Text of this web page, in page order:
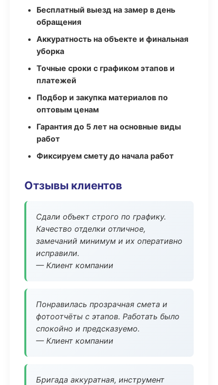
Бесплатный выезд на замер в день
обращения
Аккуратность на объекте и финальная
уборка
Точные сроки с графиком этапов и
платежей
Подбор и закупка материалов по
оптовым ценам
Гарантия до 5 лет на основные виды
работ
Фиксируем смету до начала работ
Отзывы клиентов
Сдали объект строго по графику.
Качество отделки отличное,
замечаний минимум и их оперативно
исправили.
— Клиент компании
Понравилась прозрачная смета и
фотоотчёты с этапов. Работать было
спокойно и предсказуемо.
— Клиент компании
Бригада аккуратная, инструмент